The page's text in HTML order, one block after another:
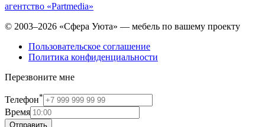
агентство «Partmedia»
© 2003–2026 «Сфера Уюта» — мебель по вашему проекту
Пользовательское соглашение
Политика конфиденциальности
Перезвоните мне
Телефон*
Время
Отправить